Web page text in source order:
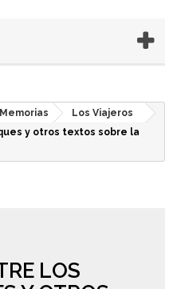
Los Viajeros
y otros textos sobre la
LOS